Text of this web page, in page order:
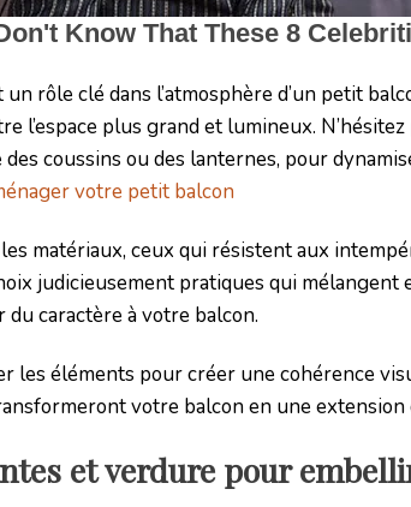
rôle clé dans l’atmosphère d’un petit
l’espace plus grand et lumineux.
des coussins ou des lanternes, pour
votre petit balcon
matériaux, ceux qui résistent aux
judicieusement pratiques qui
caractère à votre balcon.
les éléments pour créer une cohérence
votre balcon en une
et verdure pour